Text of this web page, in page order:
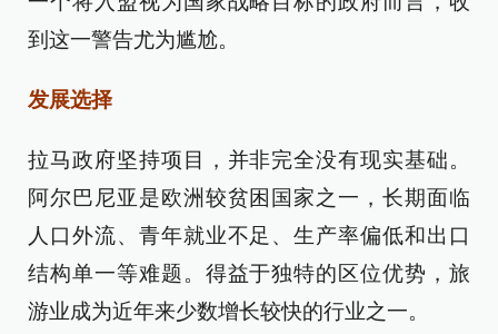
到这一警告尤为尴尬。
发展选择
拉马政府坚持项目，并非完全没有现实基础。
阿尔巴尼亚是欧洲较贫困国家之一，长期面临
人口外流、青年就业不足、生产率偏低和出口
结构单一等难题。得益于独特的区位优势，旅
游业成为近年来少数增长较快的行业之一。